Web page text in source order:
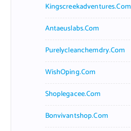
Kingscreekadventures.com
Antaeuslabs.com
Purelycleanchemdry.com
WishOping.com
Shoplegacee.com
Bonvivantshop.com